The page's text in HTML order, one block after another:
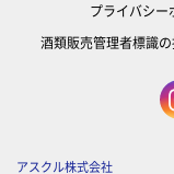
プライバシー
酒類販売管理者標識
アスクル株式会社